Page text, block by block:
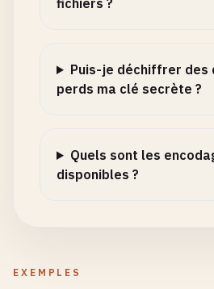
fichiers ?
Puis-je déchiffrer des
perds ma clé secrète ?
Quels sont les
disponibles ?
EXEMPLES